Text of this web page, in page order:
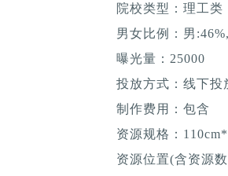
院校类型：理工类
男女比例：男
曝光量：25000
投放方式：线下投
制作费用：包含
资源规格：
资源位置(含资源